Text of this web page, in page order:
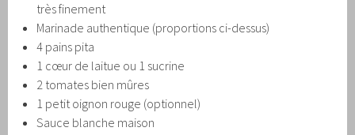
très finement
Marinade authentique (proportions ci-dessus)
4 pains pita
1 cœur de laitue ou 1 sucrine
2 tomates bien mûres
1 petit oignon rouge (optionnel)
Sauce blanche maison